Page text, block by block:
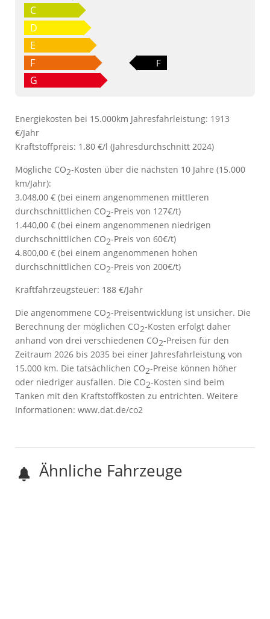
C
D
E
F
F
G
Energiekosten bei 15.000km Jahresfahrleistung: 1913
€/Jahr
Kraftstoffpreis: 1.80 €/l (Jahresdurchschnitt 2024)
Mögliche CO2-Kosten über die nächsten 10 Jahre (15.000
km/Jahr):
3.048,00 € (bei einem angenommenen mittleren
durchschnittlichen CO2-Preis von 127€/t)
1.440,00 € (bei einem angenommenen niedrigen
durchschnittlichen CO2-Preis von 60€/t)
4.800,00 € (bei einem angenommenen hohen
durchschnittlichen CO2-Preis von 200€/t)
Kraftfahrzeugsteuer: 188 €/Jahr
Die angenommene CO2-Preisentwicklung ist unsicher. Die
Berechnung der möglichen CO2-Kosten erfolgt daher
anhand von drei verschiedenen CO2-Preisen für den
Zeitraum 2026 bis 2035 bei einer Jahresfahrleistung von
15.000 km. Die tatsächlichen CO2-Preise können höher
oder niedriger ausfallen. Die CO2-Kosten sind beim
Tanken mit den Kraftstoffkosten zu entrichten. Weitere
Informationen: www.dat.de/co2
Ähnliche Fahrzeuge